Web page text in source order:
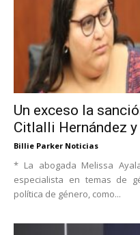
Un exceso la
Citlalli Hernández y
Billie Parker Noticias
* La abogada Melissa
especialista en temas de
política de género, como...